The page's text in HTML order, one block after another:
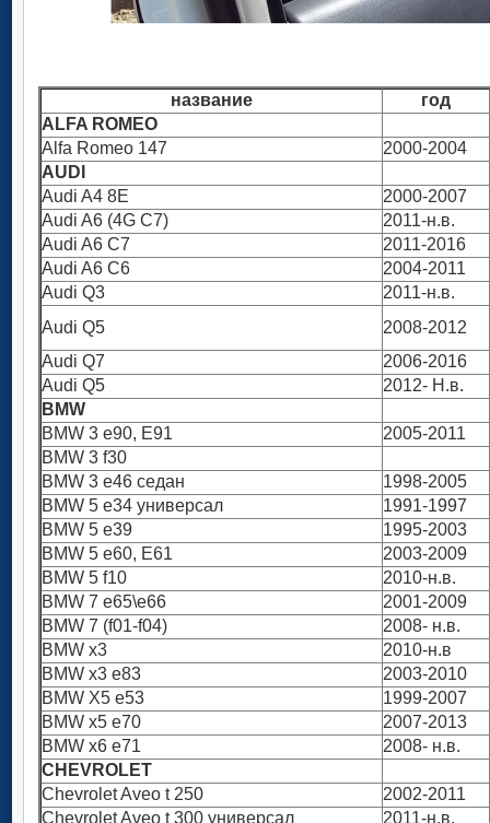
название
год
ALFA ROMEO
Alfa Romeo 147
2000-2004
AUDI
Audi A4 8E
2000-2007
Audi A6 (4G C7)
2011-н.в.
Audi A6 C7
2011-2016
Audi A6 C6
2004-2011
Audi Q3
2011-н.в.
Audi Q5
2008-2012
Audi Q7
2006-2016
Audi Q5
2012- Н.в.
BMW
BMW 3 e90, E91
2005-2011
BMW 3 f30
BMW 3 e46 седан
1998-2005
BMW 5 e34 универсал
1991-1997
BMW 5 e39
1995-2003
BMW 5 e60, E61
2003-2009
BMW 5 f10
2010-н.в.
BMW 7 e65\e66
2001-2009
BMW 7 (f01-f04)
2008- н.в.
BMW x3
2010-н.в
BMW x3 e83
2003-2010
BMW X5 e53
1999-2007
BMW x5 e70
2007-2013
BMW x6 e71
2008- н.в.
CHEVROLET
Сhevrolet Aveo t 250
2002-2011
Сhevrolet Aveo t 300 универсал
2011-н.в.